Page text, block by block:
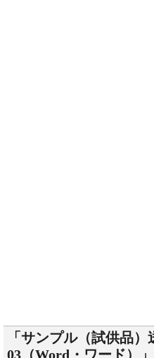
「サンプル（試供品
03（Word・ワード）